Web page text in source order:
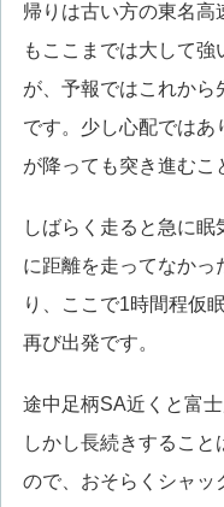
帰りは古い方の東名高
もここまでは大して
が、予報ではこれから
です。少し心配ではあ
が降っても突き進むこ
しばらく走ると急に
に距離を走ってなかっ
り、ここで1時間程仮
再び出発です。
途中足柄SA近くと富
しかし長続きするこ
ので、おそらくシャッ